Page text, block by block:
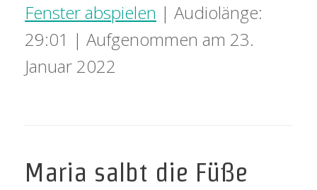
Fenster abspielen | Audiolänge:
29:01 | Aufgenommen am 23.
Januar 2022
Maria salbt die Füße